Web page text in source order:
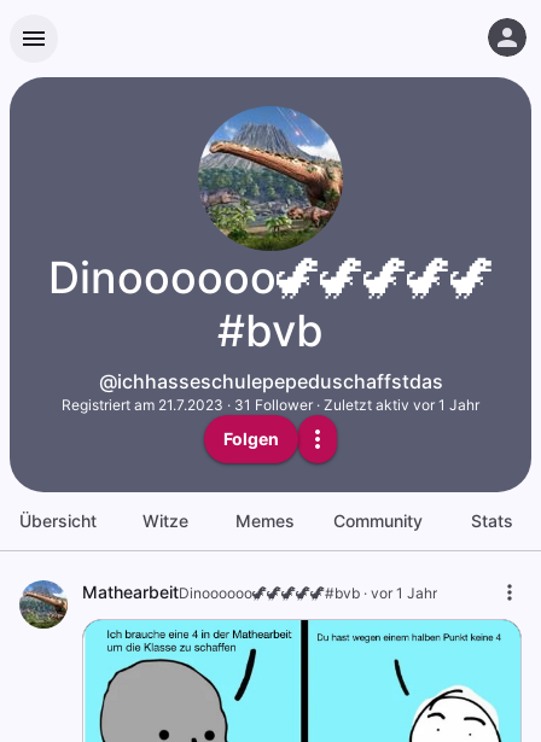
Dinoooooo🦖🦖🦖🦖🦖
#bvb
@ichhasseschulepepeduschaffstdas
Registriert am 21.7.2023 · 31 Follower · Zuletzt aktiv vor 1 Jahr
Folgen
Übersicht Witze Memes Community Stats
MathearbeitDinoooooo🦖🦖🦖🦖🦖#bvb · vor 1 Jahr